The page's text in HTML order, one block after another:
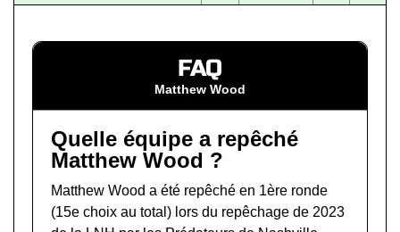
FAQ
Matthew Wood
Quelle équipe a repêché
Matthew Wood ?
Matthew Wood a été repêché en 1ère ronde
(15e choix au total) lors du repêchage de 2023